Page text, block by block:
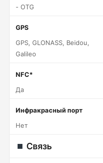
- OTG
GPS
GPS, GLONASS, Beidou,
Galileo
NFC*
Да
Инфракрасный порт
Нет
Связь